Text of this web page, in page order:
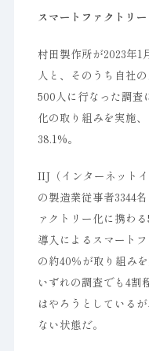
スマートファクトリ
村田製作所が2023年1
人と、そのうち自社
500人に行なった調査
化の取り組みを実施
38.1%。
IIJ（インターネット
の製造業従事者3344
ァクトリー化に携わ
導入によるスマート
の約40％が取り組み
いずれの調査でも4割
はやろうとしている
ない状態だ。